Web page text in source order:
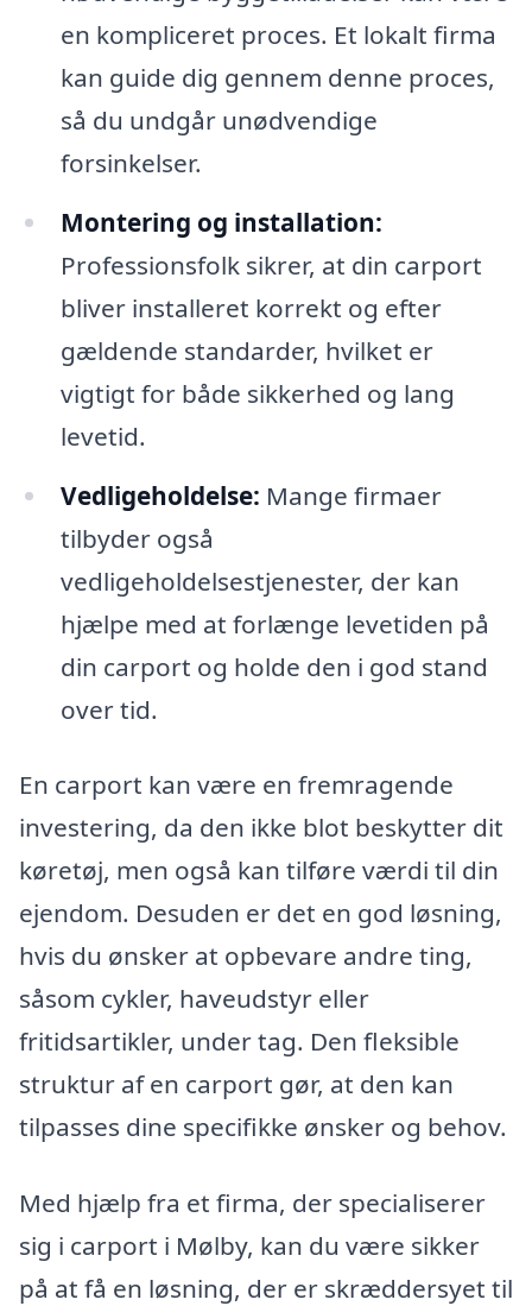
en kompliceret proces. Et lokalt firma
kan guide dig gennem denne proces,
så du undgår unødvendige
forsinkelser.
Montering og installation:
Professionsfolk sikrer, at din carport
bliver installeret korrekt og efter
gældende standarder, hvilket er
vigtigt for både sikkerhed og lang
levetid.
Vedligeholdelse: Mange firmaer
tilbyder også
vedligeholdelsestjenester, der kan
hjælpe med at forlænge levetiden på
din carport og holde den i god stand
over tid.
En carport kan være en fremragende
investering, da den ikke blot beskytter dit
køretøj, men også kan tilføre værdi til din
ejendom. Desuden er det en god løsning,
hvis du ønsker at opbevare andre ting,
såsom cykler, haveudstyr eller
fritidsartikler, under tag. Den fleksible
struktur af en carport gør, at den kan
tilpasses dine specifikke ønsker og behov.
Med hjælp fra et firma, der specialiserer
sig i carport i Mølby, kan du være sikker
på at få en løsning, der er skræddersyet til